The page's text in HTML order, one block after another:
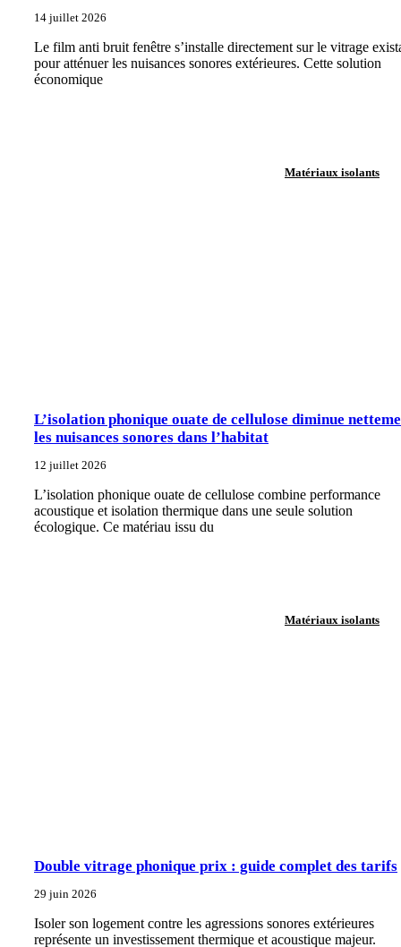
14 juillet 2026
Le film anti bruit fenêtre s’installe directement sur le vitrage
pour atténuer les nuisances sonores extérieures. Cette solution
économique
Matériaux isolants
L’isolation phonique ouate de cellulose diminue
les nuisances sonores dans l’habitat
12 juillet 2026
L’isolation phonique ouate de cellulose combine performance
acoustique et isolation thermique dans une seule solution
écologique. Ce matériau issu du
Matériaux isolants
Double vitrage phonique prix : guide complet des tarifs
29 juin 2026
Isoler son logement contre les agressions sonores extérieures
représente un investissement thermique et acoustique majeur.